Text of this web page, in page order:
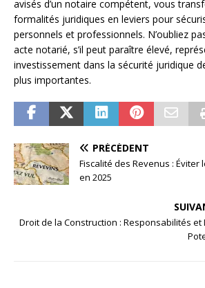
avisés d’un notaire compétent, vous
formalités juridiques en leviers pour
personnels et professionnels. N’oubliez
acte notarié, s’il peut paraître élevé,
investissement dans la sécurité juridique
plus importantes.
PRÉCÉDENT
Fiscalité des Revenus : Éviter
en 2025
Droit de la Construction : Responsabilités et